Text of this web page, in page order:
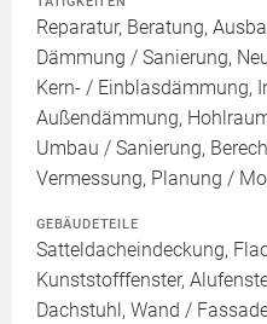
Reparatur, Beratung,
Dämmung / Sanierung,
Kern- / Einblasdämmung,
Außendämmung,
Umbau / Sanierung,
Vermessung, Planung /
GEBÄUDETEILE
Satteldacheindeckung,
Kunststofffenster,
Dachstuhl, Wand /